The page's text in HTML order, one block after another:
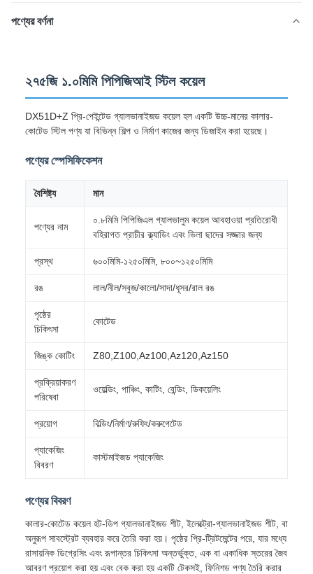
পণ্যের বর্ণনা
২৭৫জি ১.০মিমি পিপিজিআই স্টিল কয়েল
DX51D+Z প্রি-পেইন্টেড গ্যালভানাইজড কয়েল হল একটি উচ্চ-মানের কালার-
কোটেড স্টিল পণ্য যা বিভিন্ন শিল্প ও নির্মাণ কাজের জন্য ডিজাইন করা হয়েছে।
পণ্যের স্পেসিফিকেশন
বৈশিষ্ট্য মান
পণ্যের নাম
০.৮মিমি পিপিজিএল গ্যালভালুম কয়েল আবহাওয়া প্রতিরোধী
বহিরাগত প্রাচীর ক্ল্যাডিং এবং ভিলা ছাদের সজ্জার জন্য
প্রস্থ ৬০০মিমি-১২৫০মিমি, ৮০০~১২৫০মিমি
রঙ লাল/নীল/সবুজ/কালো/সাদা/ধূসর/রাল রঙ
পৃষ্ঠের
চিকিৎসা
কোটেড
জিঙ্ক কোটিং Z80,Z100,Az100,Az120,Az150
প্রক্রিয়াকরণ
পরিষেবা
ওয়েল্ডিং, পাঞ্চিং, কাটিং, বেন্ডিং, ডিকয়েলিং
প্রয়োগ বিল্ডিং/নির্মাণ/রুফিং/করুগেটেড
প্যাকেজিং
বিবরণ
কাস্টমাইজড প্যাকেজিং
পণ্যের বিবরণ
কালার-কোটেড কয়েল হট-ডিপ গ্যালভানাইজড শীট, ইলেক্ট্রো-গ্যালভানাইজড শীট, বা
অনুরূপ সাবস্ট্রেট ব্যবহার করে তৈরি করা হয়। পৃষ্ঠের প্রি-ট্রিটমেন্টের পরে, যার মধ্যে
রাসায়নিক ডিগ্রেসিং এবং রূপান্তর চিকিৎসা অন্তর্ভুক্ত, এক বা একাধিক স্তরের জৈব
আবরণ প্রয়োগ করা হয় এবং বেক করা হয় একটি টেকসই, ফিনিশড পণ্য তৈরি করার